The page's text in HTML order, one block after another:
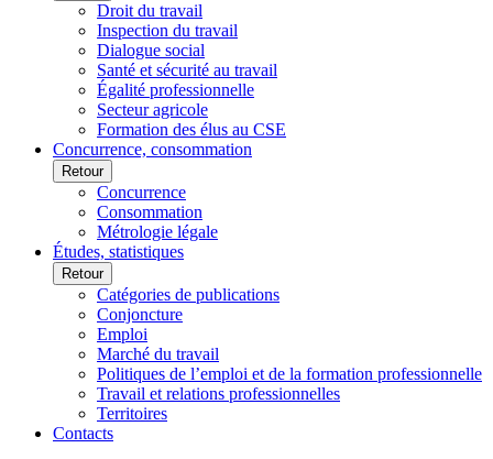
Droit du travail
Inspection du travail
Dialogue social
Santé et sécurité au travail
Égalité professionnelle
Secteur agricole
Formation des élus au CSE
Concurrence, consommation
Retour
Concurrence
Consommation
Métrologie légale
Études, statistiques
Retour
Catégories de publications
Conjoncture
Emploi
Marché du travail
Politiques de l’emploi et de la formation professionnelle
Travail et relations professionnelles
Territoires
Contacts